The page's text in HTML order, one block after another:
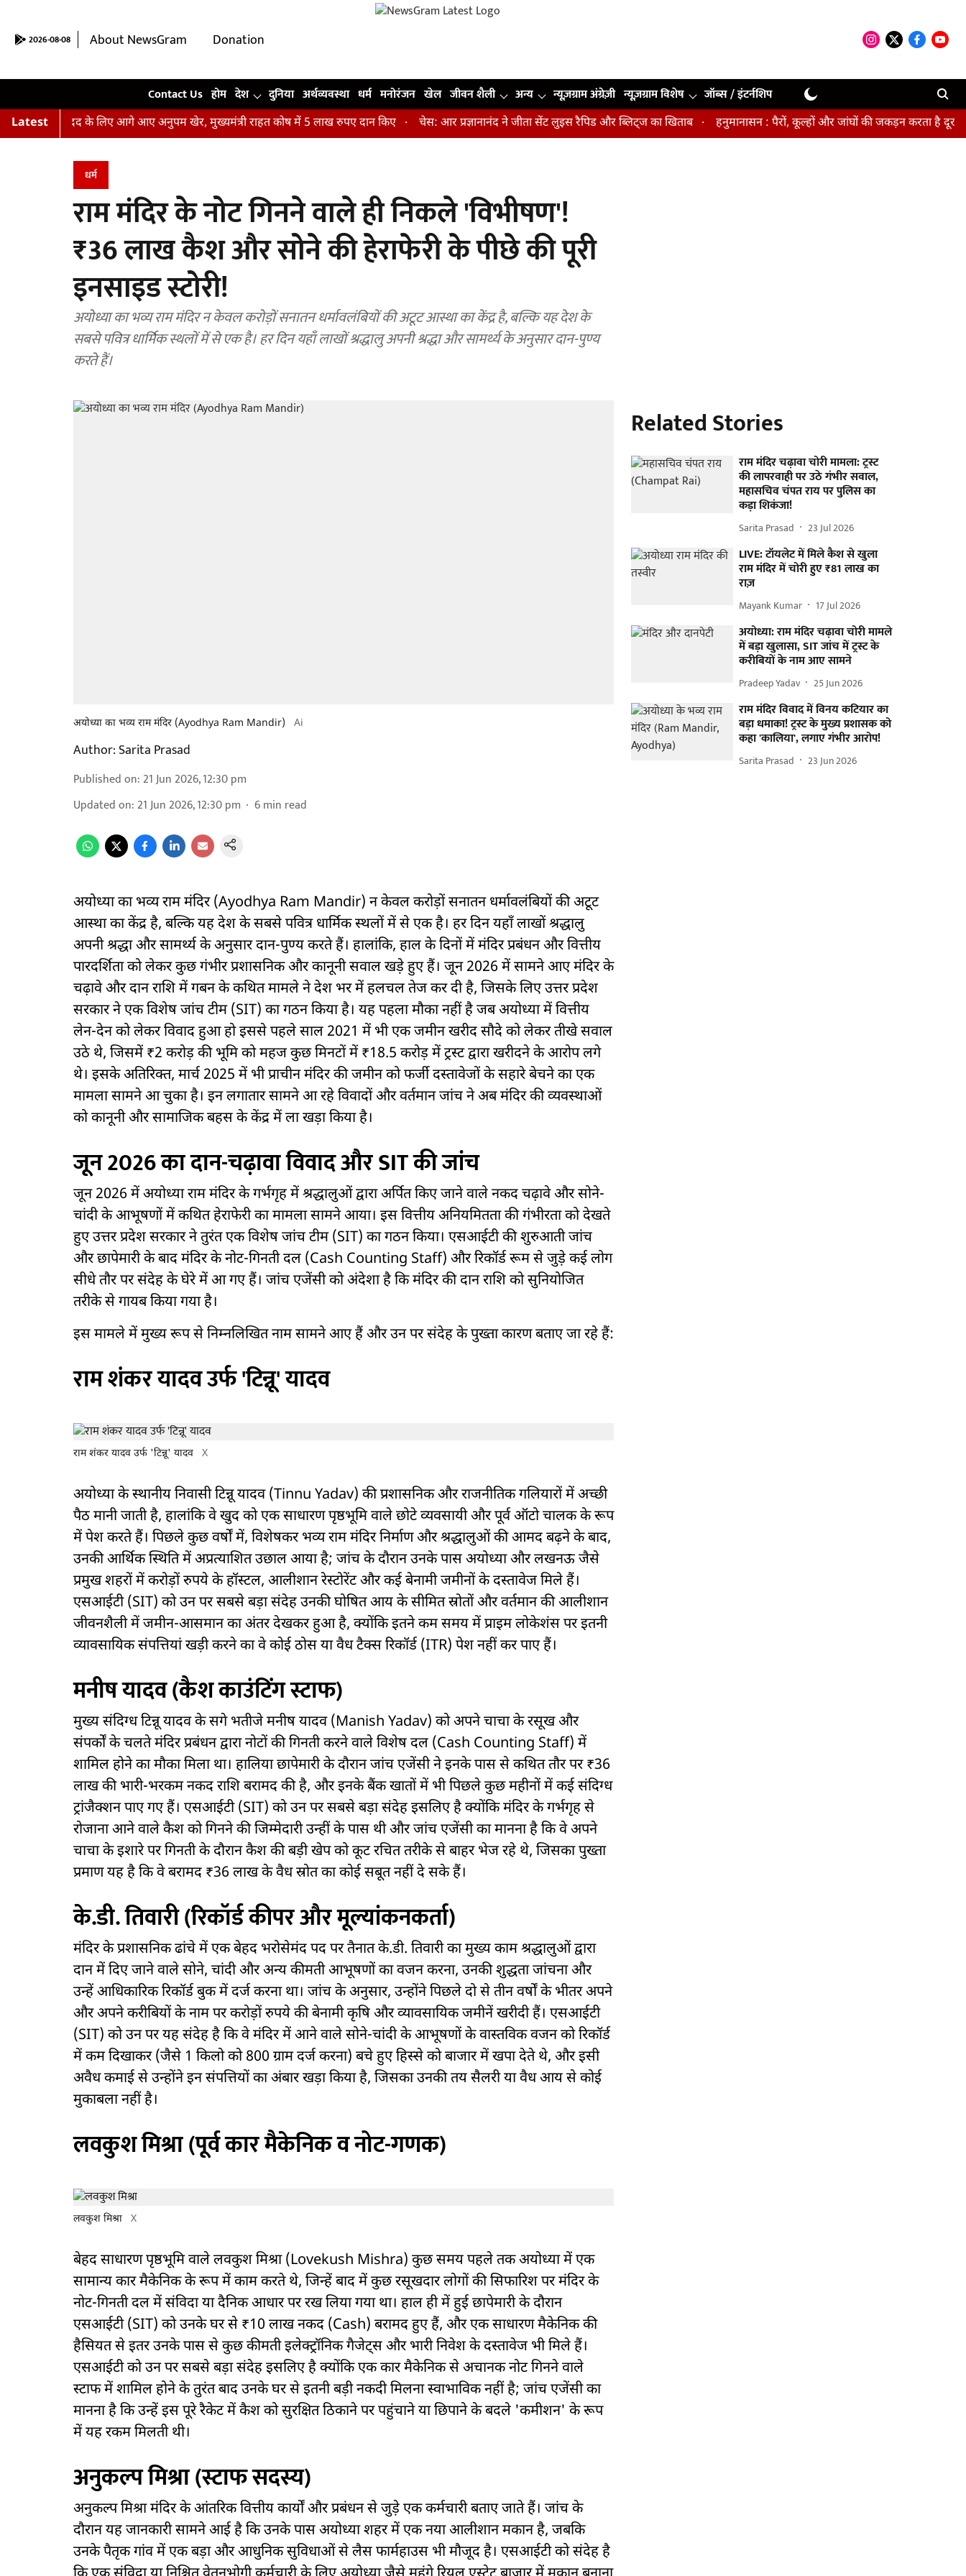
2026-08-08 About NewsGram
Donation
Contact Us होम देश दुनिया अर्थव्यवस्था धर्म मनोरंजन खेल जीवन शैली अन्य न्यूज़ग्राम अंग्रेज़ी न्यूज़ग्राम विशेष जॉब्स / इंटर्नशिप
Latestकी मदद के लिए आगे आए अनुपम खेर, मुख्यमंत्री राहत कोष में 5 लाख रुपए दान किए चेस: आर प्रज्ञानानंद ने जीता सेंट लुइस रैपिड और ब्लिट्ज का खिताब हनुमानासन : पैरों, कूल्हों और जांघों की जकड़न करता है दूर,
धर्म
राम मंदिर के नोट गिनने वाले ही निकले 'विभीषण'!
₹36 लाख कैश और सोने की हेराफेरी के पीछे की पूरी
इनसाइड स्टोरी!
अयोध्या का भव्य राम मंदिर न केवल करोड़ों सनातन धर्मावलंबियों की अटूट आस्था का केंद्र है, बल्कि यह देश के
सबसे पवित्र धार्मिक स्थलों में से एक है। हर दिन यहाँ लाखों श्रद्धालु अपनी श्रद्धा और सामर्थ्य के अनुसार दान-पुण्य
करते हैं।
अयोध्या का भव्य राम मंदिर (Ayodhya Ram Mandir) Ai
Author:Sarita Prasad
Published on: 21 Jun 2026, 12:30 pm
Updated on: 21 Jun 2026, 12:30 pm 6min read
अयोध्या का भव्य राम मंदिर (Ayodhya Ram Mandir) न केवल करोड़ों सनातन धर्मावलंबियों की अटूट
आस्था का केंद्र है, बल्कि यह देश के सबसे पवित्र धार्मिक स्थलों में से एक है। हर दिन यहाँ लाखों श्रद्धालु
अपनी श्रद्धा और सामर्थ्य के अनुसार दान-पुण्य करते हैं। हालांकि, हाल के दिनों में मंदिर प्रबंधन और वित्तीय
पारदर्शिता को लेकर कुछ गंभीर प्रशासनिक और कानूनी सवाल खड़े हुए हैं। जून 2026 में सामने आए मंदिर के
चढ़ावे और दान राशि में गबन के कथित मामले ने देश भर में हलचल तेज कर दी है, जिसके लिए उत्तर प्रदेश
सरकार ने एक विशेष जांच टीम (SIT) का गठन किया है। यह पहला मौका नहीं है जब अयोध्या में वित्तीय
लेन-देन को लेकर विवाद हुआ हो इससे पहले साल 2021 में भी एक जमीन खरीद सौदे को लेकर तीखे सवाल
उठे थे, जिसमें ₹2 करोड़ की भूमि को महज कुछ मिनटों में ₹18.5 करोड़ में ट्रस्ट द्वारा खरीदने के आरोप लगे
थे। इसके अतिरिक्त, मार्च 2025 में भी प्राचीन मंदिर की जमीन को फर्जी दस्तावेजों के सहारे बेचने का एक
मामला सामने आ चुका है। इन लगातार सामने आ रहे विवादों और वर्तमान जांच ने अब मंदिर की व्यवस्थाओं
को कानूनी और सामाजिक बहस के केंद्र में ला खड़ा किया है।
जून 2026 का दान-चढ़ावा विवाद और SIT की जांच
जून 2026 में अयोध्या राम मंदिर के गर्भगृह में श्रद्धालुओं द्वारा अर्पित किए जाने वाले नकद चढ़ावे और सोने-
चांदी के आभूषणों में कथित हेराफेरी का मामला सामने आया। इस वित्तीय अनियमितता की गंभीरता को देखते
हुए उत्तर प्रदेश सरकार ने तुरंत एक विशेष जांच टीम (SIT) का गठन किया। एसआईटी की शुरुआती जांच
और छापेमारी के बाद मंदिर के नोट-गिनती दल (Cash Counting Staff) और रिकॉर्ड रूम से जुड़े कई लोग
सीधे तौर पर संदेह के घेरे में आ गए हैं। जांच एजेंसी को अंदेशा है कि मंदिर की दान राशि को सुनियोजित
तरीके से गायब किया गया है।
इस मामले में मुख्य रूप से निम्नलिखित नाम सामने आए हैं और उन पर संदेह के पुख्ता कारण बताए जा रहे हैं:
राम शंकर यादव उर्फ 'टिन्नू' यादव
राम शंकर यादव उर्फ 'टिन्नू' यादव X
अयोध्या के स्थानीय निवासी टिन्नू यादव (Tinnu Yadav) की प्रशासनिक और राजनीतिक गलियारों में अच्छी
पैठ मानी जाती है, हालांकि वे खुद को एक साधारण पृष्ठभूमि वाले छोटे व्यवसायी और पूर्व ऑटो चालक के रूप
में पेश करते हैं। पिछले कुछ वर्षों में, विशेषकर भव्य राम मंदिर निर्माण और श्रद्धालुओं की आमद बढ़ने के बाद,
उनकी आर्थिक स्थिति में अप्रत्याशित उछाल आया है; जांच के दौरान उनके पास अयोध्या और लखनऊ जैसे
प्रमुख शहरों में करोड़ों रुपये के हॉस्टल, आलीशान रेस्टोरेंट और कई बेनामी जमीनों के दस्तावेज मिले हैं।
एसआईटी (SIT) को उन पर सबसे बड़ा संदेह उनकी घोषित आय के सीमित स्रोतों और वर्तमान की आलीशान
जीवनशैली में जमीन-आसमान का अंतर देखकर हुआ है, क्योंकि इतने कम समय में प्राइम लोकेशंस पर इतनी
व्यावसायिक संपत्तियां खड़ी करने का वे कोई ठोस या वैध टैक्स रिकॉर्ड (ITR) पेश नहीं कर पाए हैं।
मनीष यादव (कैश काउंटिंग स्टाफ)
मुख्य संदिग्ध टिन्नू यादव के सगे भतीजे मनीष यादव (Manish Yadav) को अपने चाचा के रसूख और
संपर्कों के चलते मंदिर प्रबंधन द्वारा नोटों की गिनती करने वाले विशेष दल (Cash Counting Staff) में
शामिल होने का मौका मिला था। हालिया छापेमारी के दौरान जांच एजेंसी ने इनके पास से कथित तौर पर ₹36
लाख की भारी-भरकम नकद राशि बरामद की है, और इनके बैंक खातों में भी पिछले कुछ महीनों में कई संदिग्ध
ट्रांजैक्शन पाए गए हैं। एसआईटी (SIT) को उन पर सबसे बड़ा संदेह इसलिए है क्योंकि मंदिर के गर्भगृह से
रोजाना आने वाले कैश को गिनने की जिम्मेदारी उन्हीं के पास थी और जांच एजेंसी का मानना है कि वे अपने
चाचा के इशारे पर गिनती के दौरान कैश की बड़ी खेप को कूट रचित तरीके से बाहर भेज रहे थे, जिसका पुख्ता
प्रमाण यह है कि वे बरामद ₹36 लाख के वैध स्रोत का कोई सबूत नहीं दे सके हैं।
के.डी. तिवारी (रिकॉर्ड कीपर और मूल्यांकनकर्ता)
मंदिर के प्रशासनिक ढांचे में एक बेहद भरोसेमंद पद पर तैनात के.डी. तिवारी का मुख्य काम श्रद्धालुओं द्वारा
दान में दिए जाने वाले सोने, चांदी और अन्य कीमती आभूषणों का वजन करना, उनकी शुद्धता जांचना और
उन्हें आधिकारिक रिकॉर्ड बुक में दर्ज करना था। जांच के अनुसार, उन्होंने पिछले दो से तीन वर्षों के भीतर अपने
और अपने करीबियों के नाम पर करोड़ों रुपये की बेनामी कृषि और व्यावसायिक जमीनें खरीदी हैं। एसआईटी
(SIT) को उन पर यह संदेह है कि वे मंदिर में आने वाले सोने-चांदी के आभूषणों के वास्तविक वजन को रिकॉर्ड
में कम दिखाकर (जैसे 1 किलो को 800 ग्राम दर्ज करना) बचे हुए हिस्से को बाजार में खपा देते थे, और इसी
अवैध कमाई से उन्होंने इन संपत्तियों का अंबार खड़ा किया है, जिसका उनकी तय सैलरी या वैध आय से कोई
मुकाबला नहीं है।
लवकुश मिश्रा (पूर्व कार मैकेनिक व नोट-गणक)
लवकुश मिश्रा X
बेहद साधारण पृष्ठभूमि वाले लवकुश मिश्रा (Lovekush Mishra) कुछ समय पहले तक अयोध्या में एक
सामान्य कार मैकेनिक के रूप में काम करते थे, जिन्हें बाद में कुछ रसूखदार लोगों की सिफारिश पर मंदिर के
नोट-गिनती दल में संविदा या दैनिक आधार पर रख लिया गया था। हाल ही में हुई छापेमारी के दौरान
एसआईटी (SIT) को उनके घर से ₹10 लाख नकद (Cash) बरामद हुए हैं, और एक साधारण मैकेनिक की
हैसियत से इतर उनके पास से कुछ कीमती इलेक्ट्रॉनिक गैजेट्स और भारी निवेश के दस्तावेज भी मिले हैं।
एसआईटी को उन पर सबसे बड़ा संदेह इसलिए है क्योंकि एक कार मैकेनिक से अचानक नोट गिनने वाले
स्टाफ में शामिल होने के तुरंत बाद उनके घर से इतनी बड़ी नकदी मिलना स्वाभाविक नहीं है; जांच एजेंसी का
मानना है कि उन्हें इस पूरे रैकेट में कैश को सुरक्षित ठिकाने पर पहुंचाने या छिपाने के बदले 'कमीशन' के रूप
में यह रकम मिलती थी।
अनुकल्प मिश्रा (स्टाफ सदस्य)
अनुकल्प मिश्रा मंदिर के आंतरिक वित्तीय कार्यों और प्रबंधन से जुड़े एक कर्मचारी बताए जाते हैं। जांच के
दौरान यह जानकारी सामने आई है कि उनके पास अयोध्या शहर में एक नया आलीशान मकान है, जबकि
उनके पैतृक गांव में एक बड़ा और आधुनिक सुविधाओं से लैस फार्महाउस भी मौजूद है। एसआईटी को संदेह है
Related Stories
राम मंदिर चढ़ावा चोरी मामला: ट्रस्ट
की लापरवाही पर उठे गंभीर सवाल,
महासचिव चंपत राय पर पुलिस का
कड़ा शिकंजा!
Sarita Prasad 23 Jul 2026
LIVE: टॉयलेट में मिले कैश से खुला
राम मंदिर में चोरी हुए ₹81 लाख का
राज़
Mayank Kumar 17 Jul 2026
अयोध्या: राम मंदिर चढ़ावा चोरी मामले
में बड़ा खुलासा, SIT जांच में ट्रस्ट के
करीबियों के नाम आए सामने
Pradeep Yadav 25 Jun 2026
राम मंदिर विवाद में विनय कटियार का
बड़ा धमाका! ट्रस्ट के मुख्य प्रशासक को
कहा 'कालिया', लगाए गंभीर आरोप!
Sarita Prasad 23 Jun 2026